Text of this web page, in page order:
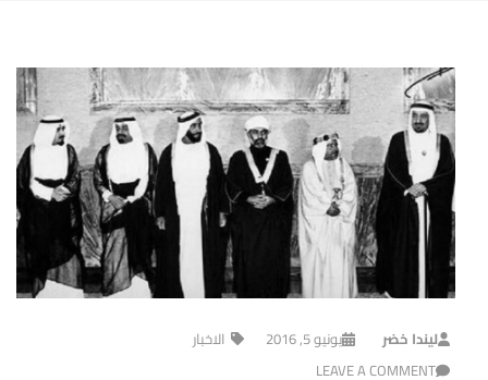
ليندا خضر يونيو 5, 2016
الاخبار
LEAVE A COMMENT